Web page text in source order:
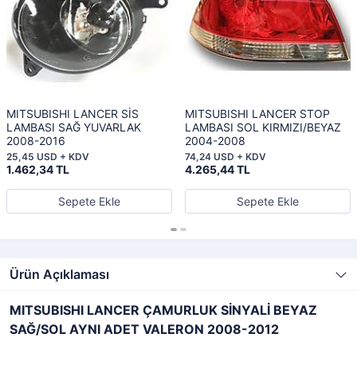
MITSUBISHI LANCER SİS
LAMBASI SAĞ YUVARLAK
2008-2016
1.462,34 TL
25,45 USD + KDV
Sepete Ekle
MITSUBISHI LANCER STOP
LAMBASI SOL KIRMIZI/BEYAZ
2004-2008
4.265,44 TL
74,24 USD + KDV
Sepete Ekle
Ürün Açıklaması
MITSUBISHI LANCER ÇAMURLUK SİNYALİ BEYAZ
SAĞ/SOL AYNI ADET VALERON 2008-2012